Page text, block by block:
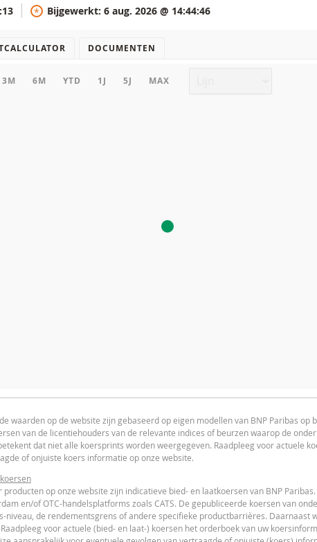
* Bijgewerkt: 6 aug. 2026 @ 14:44:46
DOCUMENTEN
3M 6M YTD 1J 5J MAX
WAARDE AANTAL PRODUCTEN
URL
URL
projections, financial advice advised
waarden op de website zijn gebaseerd op eigen modellen van BNP Paribas op
van de licentiehouders van de relevante indices of beurzen waarop de
dat niet alle koersprints worden weergegeven. Raadpleeg voor actuele
of onjuiste koers informatie op onze website.
op onze website zijn indicatieve bied- en laatkoersen van BNP
en/of OTC-handelsplatforms zoals CATS. De gepubliceerde koersen van
niveau, de rendementsgrens of andere specifieke productbarrières. Daarnaast
voor actuele (bied- en laat-) koersen het orderboek van uw